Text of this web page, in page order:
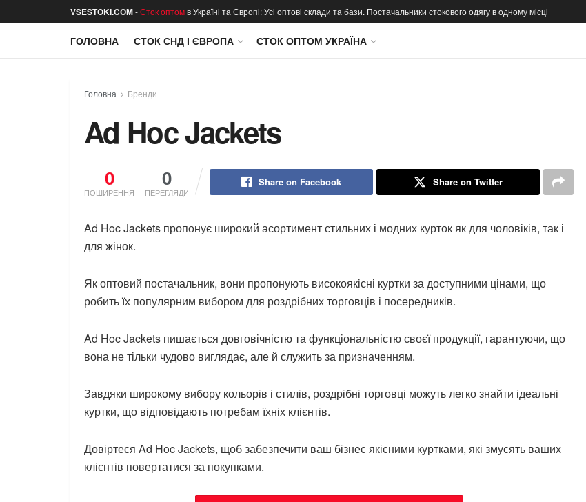
VSESTOKI.COM-Сток оптомв Україні та Європі: Усі оптові склади та бази. Постачальники стокового одягу в одному місці
ГОЛОВНА СТОК СНД І ЄВРОПА СТОК ОПТОМ УКРАЇНА
Головна Бренди
Ad Hoc Jackets
0
ПОШИРЕННЯ
0
ПЕРЕГЛЯДИ
Share on Facebook Share on Twitter
Ad Hoc Jackets пропонує широкий асортимент стильних і модних курток як для чоловіків, так і
для жінок.
Як оптовий постачальник, вони пропонують високоякісні куртки за доступними цінами, що
робить їх популярним вибором для роздрібних торговців і посередників.
Ad Hoc Jackets пишається довговічністю та функціональністю своєї продукції, гарантуючи, що
вона не тільки чудово виглядає, але й служить за призначенням.
Завдяки широкому вибору кольорів і стилів, роздрібні торговці можуть легко знайти ідеальні
куртки, що відповідають потребам їхніх клієнтів.
Довіртеся Ad Hoc Jackets, щоб забезпечити ваш бізнес якісними куртками, які змусять ваших
клієнтів повертатися за покупками.